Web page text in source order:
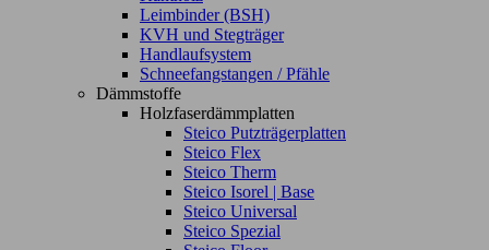
Leimbinder (BSH)
KVH und Stegträger
Handlaufsystem
Schneefangstangen / Pfähle
Dämmstoffe
Holzfaserdämmplatten
Steico Putzträgerplatten
Steico Flex
Steico Therm
Steico Isorel | Base
Steico Universal
Steico Spezial